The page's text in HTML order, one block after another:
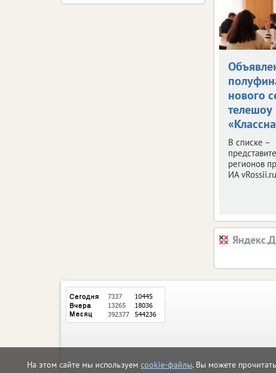
На этом сайте мы используем cookie-файлы. Вы можете
нового
телешоу
В списке –
регионов
ИА